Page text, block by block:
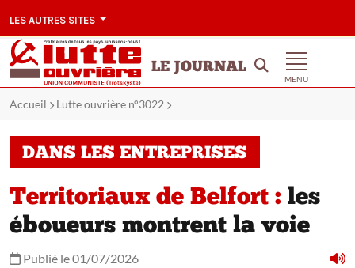
LES AUTRES SITES
LE JOURNAL
MENU
Accueil Lutte ouvrière n°3022
DANS LES ENTREPRISES
Territoriaux de Belfort : les
éboueurs montrent la voie
Publié le 01/07/2026